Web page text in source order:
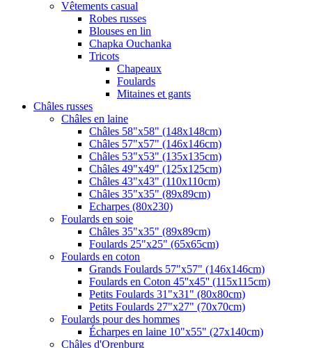
Vêtements casual
Robes russes
Blouses en lin
Chapka Ouchanka
Tricots
Chapeaux
Foulards
Mitaines et gants
Châles russes
Châles en laine
Châles 58"x58" (148x148cm)
Châles 57"x57" (146x146cm)
Châles 53"x53" (135x135cm)
Châles 49"x49" (125x125cm)
Châles 43"x43" (110x110cm)
Châles 35"x35" (89x89cm)
Echarpes (80х230)
Foulards en soie
Châles 35"x35" (89x89cm)
Foulards 25"x25" (65x65cm)
Foulards en coton
Grands Foulards 57"x57" (146x146cm)
Foulards en Coton 45''x45'' (115x115cm)
Petits Foulards 31"x31" (80x80cm)
Petits Foulards 27"x27" (70x70cm)
Foulards pour des hommes
Écharpes en laine 10"x55" (27x140cm)
Châles d'Orenburg